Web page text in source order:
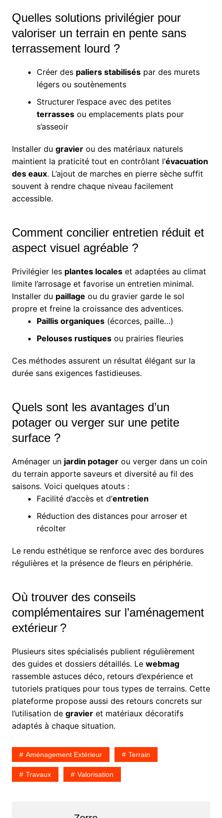
Quelles solutions privilégier pour
valoriser un terrain en pente sans
terrassement lourd ?
Créer des paliers stabiliséspar des murets
légers ou soutènements
Structurer l’espace avec des petites
terrassesou emplacements plats pour
s’asseoir
Installer du gravierou des matériaux naturels
maintient la praticité tout en contrôlant l’évacuation
des eaux. L’ajout de marches en pierre sèche suffit
souvent à rendre chaque niveau facilement
accessible.
Comment concilier entretien réduit et
aspect visuel agréable ?
Privilégier les plantes localeset adaptées au climat
limite l’arrosage et favorise un entretien minimal.
Installer du paillage ou du gravier garde le sol
propre et freine la croissance des adventices.
Paillis organiques(écorces, paille…)
Pelouses rustiquesou prairies fleuries
Ces méthodes assurent un résultat élégant sur la
durée sans exigences fastidieuses.
Quels sont les avantages d’un
potager ou verger sur une petite
surface ?
Aménager un jardin potagerou verger dans un coin
du terrain apporte saveurs et diversité au fil des
saisons. Voici quelques atouts :
Facilité d’accès et d’entretien
Réduction des distances pour arroser et
récolter
Le rendu esthétique se renforce avec des bordures
régulières et la présence de fleurs en périphérie.
Où trouver des conseils
complémentaires sur l’aménagement
extérieur ?
Plusieurs sites spécialisés publient régulièrement
des guides et dossiers détaillés. Le webmag
rassemble astuces déco, retours d’expérience et
tutoriels pratiques pour tous types de terrains. Cette
plateforme propose aussi des retours concrets sur
l’utilisation de gravieret matériaux décoratifs
adaptés à chaque situation.
Aménagement Extérieur Terrain
Travaux Valorisation